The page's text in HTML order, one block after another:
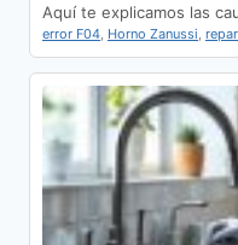
Aquí te explicamos las
error F04, Horno Zanussi,